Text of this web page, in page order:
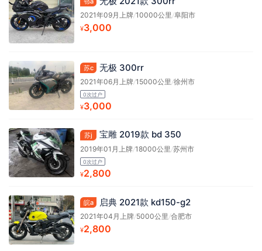
2021年09月上牌/10000公里 /阜阳市
¥3,000
苏c 无极 300rr
2021年06月上牌/15000公里 /徐州市
0次过户
¥3,000
苏j 宝雕 2019款 bd 350
2019年01月上牌/18000公里 /苏州市
0次过户
¥2,800
皖a 启典 2021款 kd150-g2
2021年04月上牌/5000公里 /合肥市
¥2,800